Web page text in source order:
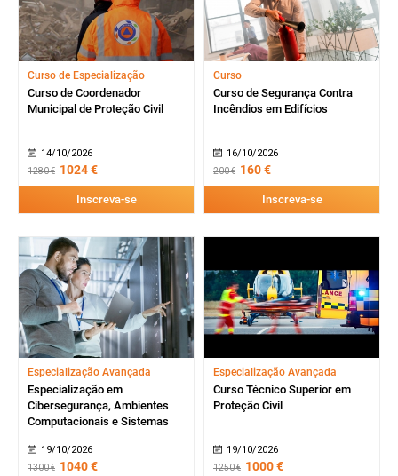
Curso de Especialização
Curso de Coordenador
Municipal de Proteção Civil
14/10/2026
1280 € 1024 €
Inscreva-se
Curso
Curso de Segurança Contra
Incêndios em Edifícios
16/10/2026
200 € 160 €
Inscreva-se
Especialização Avançada
Especialização em
Cibersegurança, Ambientes
Computacionais e Sistemas
19/10/2026
1300 € 1040 €
Especialização Avançada
Curso Técnico Superior em
Proteção Civil
19/10/2026
1250 € 1000 €